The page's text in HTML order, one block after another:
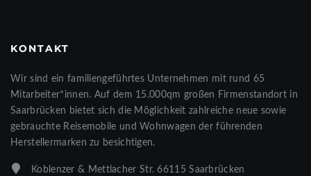
KONTAKT
Wir sind ein familiengeführtes Unternehmen mit rund 65
Mitarbeiter*innen. Auf dem 15.000qm großen Firmenstandort in
Saarbrücken bietet sich die Möglichkeit zahlreiche neue sowie
gebrauchte Reisemobile und Wohnwagen der führenden
Herstellermarken zu besichtigen.
Koblenzer & Mettlacher Str. 66115 Saarbrücken